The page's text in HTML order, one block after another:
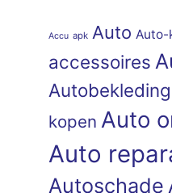
Accu apk Auto Auto-
accessoires
Autobekleding
kopen Auto
Auto
Autoschade